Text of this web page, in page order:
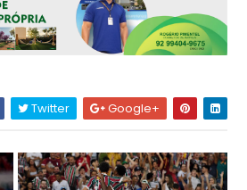
Twitter Google+